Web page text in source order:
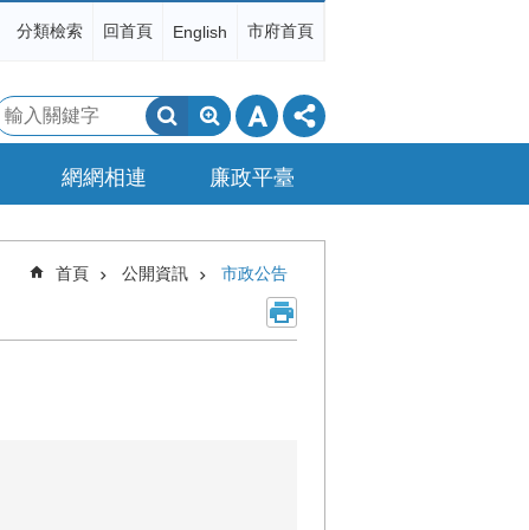
分類檢索 回首頁 English 市府首頁
搜
尋
網網相連 廉政平臺
首頁 公開資訊 市政公告